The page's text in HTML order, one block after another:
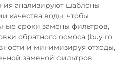
анализируют шаблоны
качества воды, чтобы
сроки замены фильтров,
обратного осмоса (buy ro
и минимизируя отходы,
заменой фильтров.